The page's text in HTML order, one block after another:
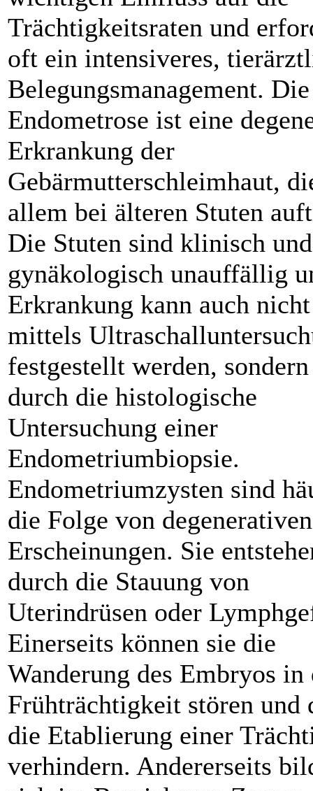
Trächtigkeitsraten und
oft ein intensiveres,
Belegungsmanagement. Die
Endometrose ist eine
Erkrankung der
Gebärmutterschleimhaut,
allem bei älteren Stuten
Die Stuten sind klinisch und
gynäkologisch unauffällig
Erkrankung kann auch nicht
mittels
festgestellt werden,
durch die histologische
Untersuchung einer
Endometriumbiopsie.
Endometriumzysten sind
die Folge von degenerativen
Erscheinungen. Sie
durch die Stauung von
Uterindrüsen oder
Einerseits können sie die
Wanderung des Embryos in
Frühträchtigkeit stören und
die Etablierung einer
verhindern. Andererseits